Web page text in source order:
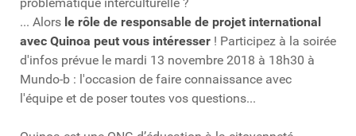
... Alors le rôle de responsable de projet international
avec Quinoa peut vous intéresser ! Participez à la soirée
d'infos prévue le mardi 13 novembre 2018 à 18h30 à
Mundo-b : l'occasion de faire connaissance avec
l'équipe et de poser toutes vos questions...